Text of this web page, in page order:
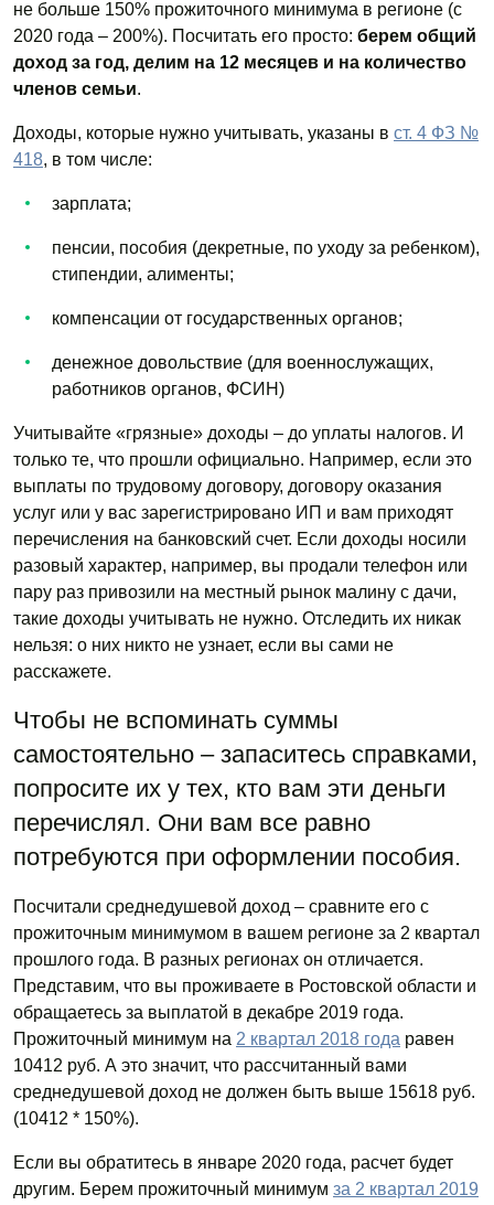
не больше 150% прожиточного минимума в регионе (с
2020 года – 200%). Посчитать его просто: берем общий
доход за год, делим на 12 месяцев и на количество
членов семьи.
Доходы, которые нужно учитывать, указаны в ст. 4 ФЗ №
418, в том числе:
зарплата;
пенсии, пособия (декретные, по уходу за ребенком),
стипендии, алименты;
компенсации от государственных органов;
денежное довольствие (для военнослужащих,
работников органов, ФСИН)
Учитывайте «грязные» доходы – до уплаты налогов. И
только те, что прошли официально. Например, если это
выплаты по трудовому договору, договору оказания
услуг или у вас зарегистрировано ИП и вам приходят
перечисления на банковский счет. Если доходы носили
разовый характер, например, вы продали телефон или
пару раз привозили на местный рынок малину с дачи,
такие доходы учитывать не нужно. Отследить их никак
нельзя: о них никто не узнает, если вы сами не
расскажете.
Чтобы не вспоминать суммы
самостоятельно – запаситесь справками,
попросите их у тех, кто вам эти деньги
перечислял. Они вам все равно
потребуются при оформлении пособия.
Посчитали среднедушевой доход – сравните его с
прожиточным минимумом в вашем регионе за 2 квартал
прошлого года. В разных регионах он отличается.
Представим, что вы проживаете в Ростовской области и
обращаетесь за выплатой в декабре 2019 года.
Прожиточный минимум на 2 квартал 2018 года равен
10412 руб. А это значит, что рассчитанный вами
среднедушевой доход не должен быть выше 15618 руб.
(10412 * 150%).
Если вы обратитесь в январе 2020 года, расчет будет
другим. Берем прожиточный минимум за 2 квартал 2019